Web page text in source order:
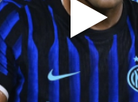
Play
Video